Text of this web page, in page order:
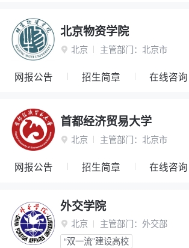
北京物资学院
 北京 主管部门： 北京市
网报公告 招生简章 在线咨询
首都经济贸易大学
 北京 主管部门： 北京市
网报公告 招生简章 在线咨询
外交学院
 北京 主管部门： 外交部
“双一流”建设高校